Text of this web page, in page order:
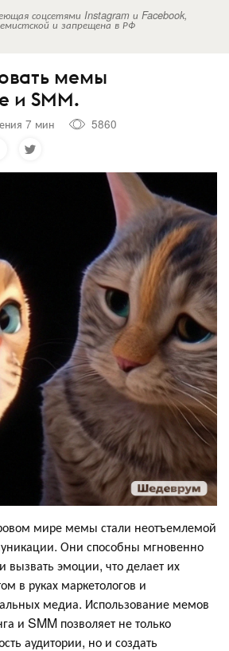
соцсетями Instagram и Facebook,
и запрещена в РФ
мемы
и SMM.
7 мин
5860
мире мемы стали неотъемлемой
Они способны мгновенно
вызвать эмоции, что делает их
в руках маркетологов и
медиа. Использование мемов
и SMM позволяет не только
аудитории, но и создать